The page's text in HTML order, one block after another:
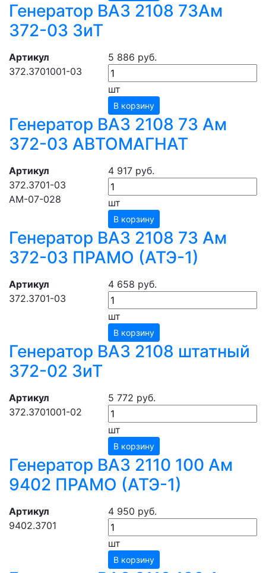
Генератор ВАЗ 2108 73Ам
372-03 ЗиТ
Артикул
372.3701001-03
5 886 руб.
шт
В корзину
Генератор ВАЗ 2108 73 Ам
372-03 АВТОМАГНАТ
Артикул
372.3701-03
АМ-07-028
4 917 руб.
шт
В корзину
Генератор ВАЗ 2108 73 Ам
372-03 ПРАМО (АТЭ-1)
Артикул
372.3701-03
4 658 руб.
шт
В корзину
Генератор ВАЗ 2108 штатный
372-02 ЗиТ
Артикул
372.3701001-02
5 772 руб.
шт
В корзину
Генератор ВАЗ 2110 100 Ам
9402 ПРАМО (АТЭ-1)
Артикул
9402.3701
4 950 руб.
шт
В корзину